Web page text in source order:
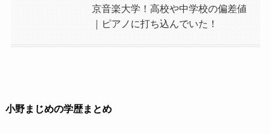
京音楽大学！高校や中学校の偏差値
｜ピアノに打ち込んでいた！
小野まじめの学歴まとめ